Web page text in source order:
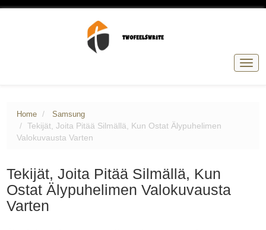
Home Samsung
Tekijät, Joita Pitää Silmällä, Kun Ostat Älypuhelimen
Valokuvausta Varten
Tekijät, Joita Pitää Silmällä, Kun
Ostat Älypuhelimen Valokuvausta
Varten